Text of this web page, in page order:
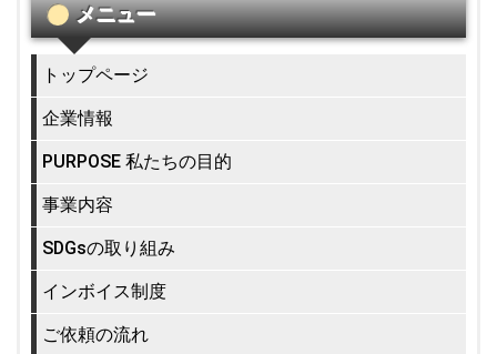
メニュー
トップページ
企業情報
PURPOSE 私たちの目的
事業内容
SDGsの取り組み
インボイス制度
ご依頼の流れ